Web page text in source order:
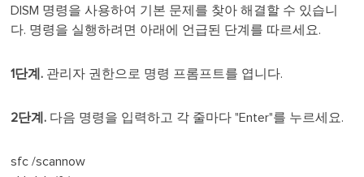
DISM 명령을 사용하여 기본 문제를 찾아 해결할 수 있습니
다. 명령을 실행하려면 아래에 언급된 단계를 따르세요.
1단계. 관리자 권한으로 명령 프롬프트를 엽니다.
2단계. 다음 명령을 입력하고 각 줄마다 "Enter"를 누르세요.
sfc /scannow